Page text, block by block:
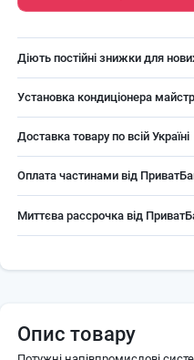
Діють постійні знижки для
Установка кондиціонера
Доставка товару по всій Україні
Оплата частинами від
Миттєва рассрочка від
Опис товару